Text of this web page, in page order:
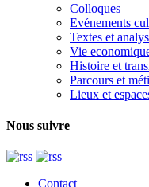
Colloques
Evénements
Textes et
Vie
Histoire et
Parcours et
Lieux et
Nous suivre
Contact